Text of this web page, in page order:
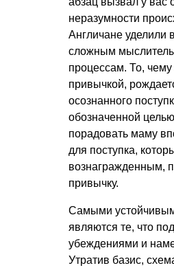
неразумности
Англичане уделили
сложным
процессам. То, чему
привычкой,
осознанного
обозначенной
порадовать маму
для поступка,
вознагражденным,
привычку.
Самыми
являются те, что
убеждениями и
Утратив базис,